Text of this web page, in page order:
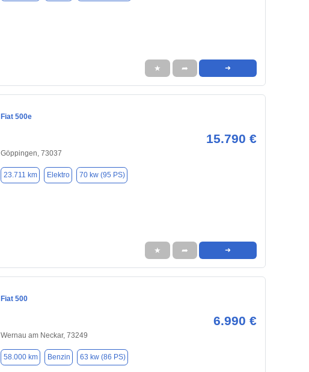
★ ➦ ➜
Fiat 500e
15.790 €
Göppingen, 73037
23.711 km Elektro 70 kw (95 PS)
★ ➦ ➜
Fiat 500
6.990 €
Wernau am Neckar, 73249
58.000 km Benzin 63 kw (86 PS)